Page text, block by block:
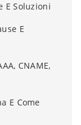
E Soluzioni
E
CNAME,
E Come